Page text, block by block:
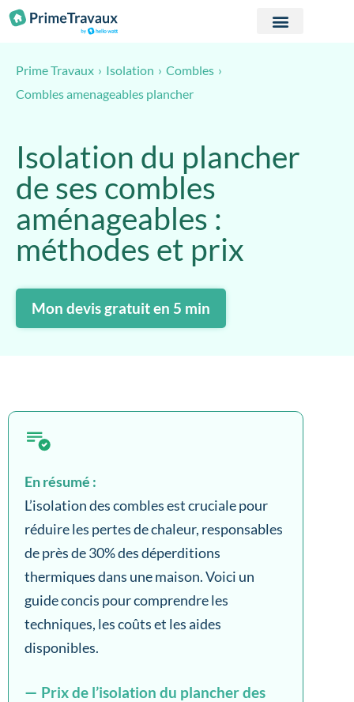
Passer au contenu
Prime Travaux Isolation
Combles
Combles amenageables plancher
Isolation du plancher
de ses combles
aménageables :
méthodes et prix
Mon devis gratuit en 5 min
En résumé :
L’isolation des combles est cruciale pour
réduire les pertes de chaleur, responsables
de près de 30% des déperditions
thermiques dans une maison. Voici un
guide concis pour comprendre les
techniques, les coûts et les aides
disponibles.
Prix de l’isolation du plancher des